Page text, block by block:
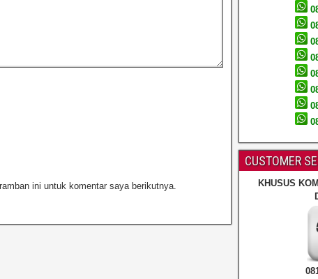
ini untuk komentar saya berikutnya.
CUSTOMER
KHUSUS